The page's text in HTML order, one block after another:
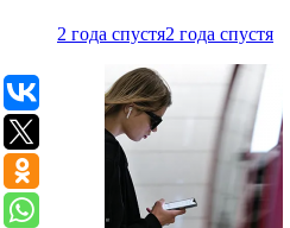
2 года спустя2 года спустя